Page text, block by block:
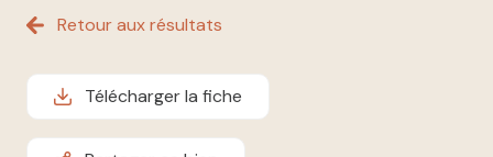
BIENS
pro
ÉQUIPE
GESTION
Retour aux résultats
Télécharger la fiche